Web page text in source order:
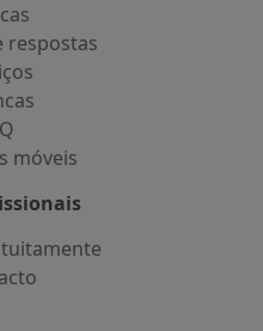
respostas
móveis